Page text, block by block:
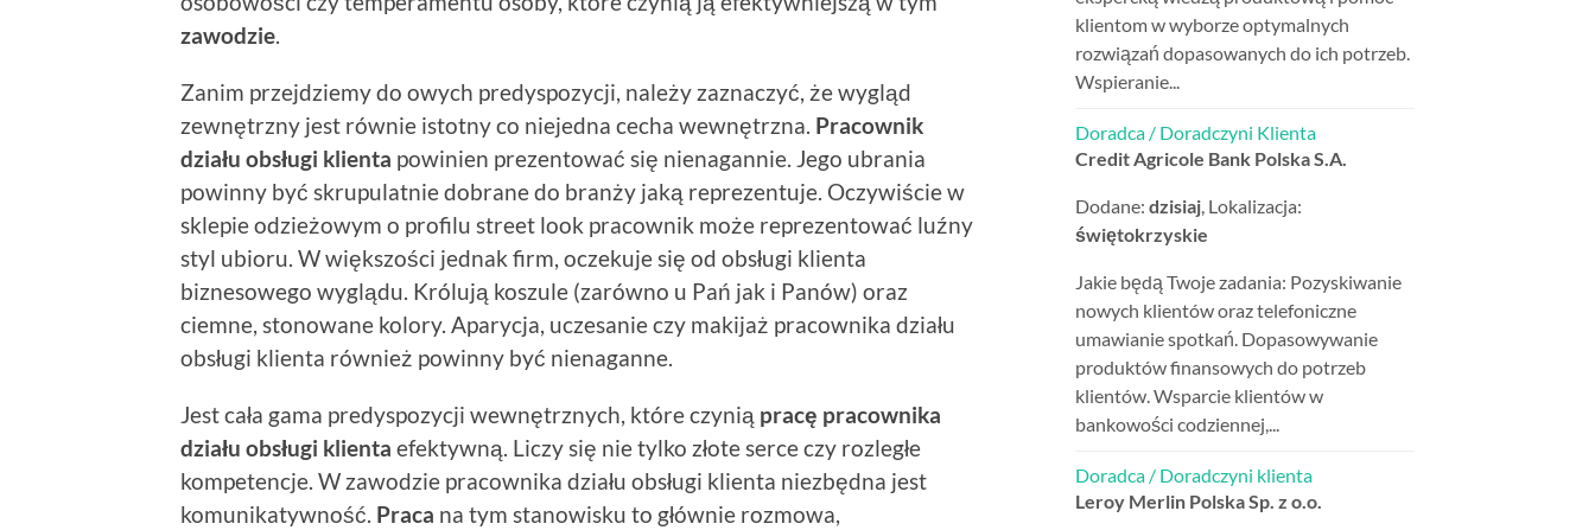
zawodzie.
Zanim przejdziemy do owych predyspozycji, należy zaznaczyć, że wygląd
zewnętrzny jest równie istotny co niejedna cecha wewnętrzna. Pracownik
działu obsługi klienta powinien prezentować się nienagannie. Jego ubrania
powinny być skrupulatnie dobrane do branży jaką reprezentuje. Oczywiście w
sklepie odzieżowym o profilu street look pracownik może reprezentować luźny
styl ubioru. W większości jednak firm, oczekuje się od obsługi klienta
biznesowego wyglądu. Królują koszule (zarówno u Pań jak i Panów) oraz
ciemne, stonowane kolory. Aparycja, uczesanie czy makijaż pracownika działu
obsługi klienta również powinny być nienaganne.
Jest cała gama predyspozycji wewnętrznych, które czynią pracę pracownika
działu obsługi klienta efektywną. Liczy się nie tylko złote serce czy rozległe
kompetencje. W zawodzie pracownika działu obsługi klienta niezbędna jest
komunikatywność. Praca na tym stanowisku to głównie rozmowa,
klientom w wyborze optymalnych
rozwiązań dopasowanych do ich potrzeb.
Wspieranie...
Doradca / Doradczyni Klienta
Credit Agricole Bank Polska S.A.
Dodane: dzisiaj, Lokalizacja:
świętokrzyskie
Jakie będą Twoje zadania: Pozyskiwanie
nowych klientów oraz telefoniczne
umawianie spotkań. Dopasowywanie
produktów finansowych do potrzeb
klientów. Wsparcie klientów w
bankowości codziennej,...
Doradca / Doradczyni klienta
Leroy Merlin Polska Sp. z o.o.